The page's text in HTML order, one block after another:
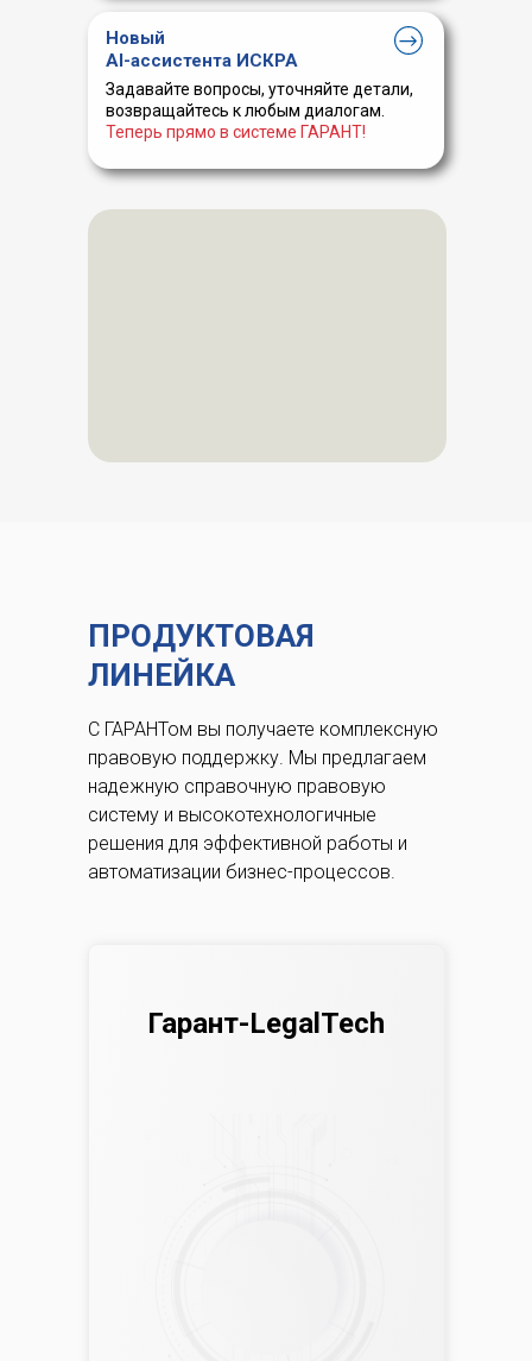
Новый
AI-ассистента ИСКРА
Задавайте вопросы, уточняйте детали,
возвращайтесь к любым диалогам.
Теперь прямо в системе ГАРАНТ!
ПРОДУКТОВАЯ
ЛИНЕЙКА
С ГАРАНТом вы получаете комплексную
правовую поддержку. Мы предлагаем
надежную справочную правовую
систему и высокотехнологичные
решения для эффективной работы и
автоматизации бизнес-процессов.
Гарант-LegalTech